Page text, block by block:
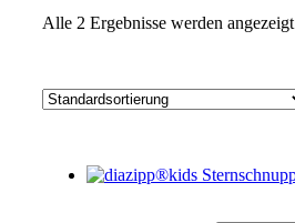
Alle 2 Ergebnisse werden angezeigt